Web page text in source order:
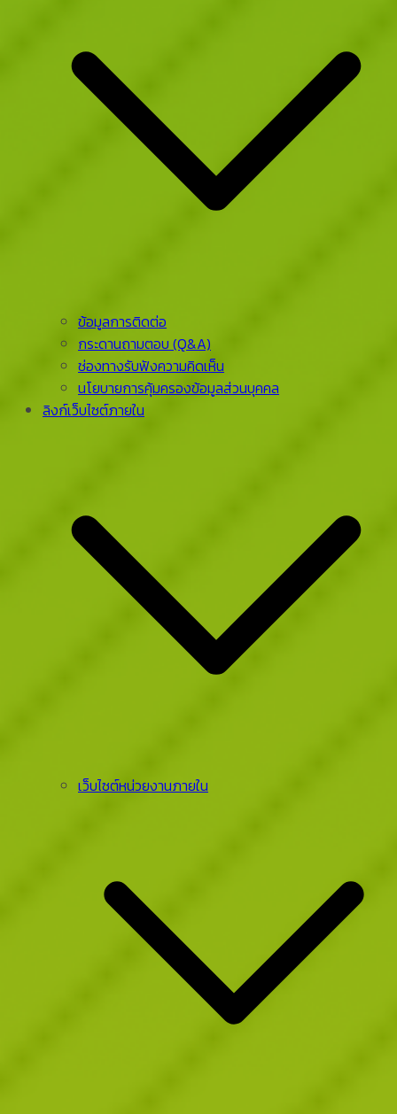
ข้อมูลการติดต่อ
กระดานถามตอบ (Q&A)
ช่องทางรับฟังความคิดเห็น
นโยบายการคุ้มครองข้อมูลส่วนบุคคล
ลิงก์เว็บไซต์ภายใน
เว็บไซต์หน่วยงานภายใน